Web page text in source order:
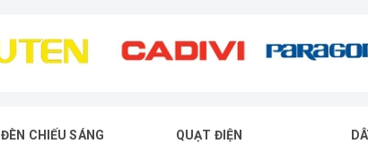
ĐÈN CHIẾU SÁNG QUẠT ĐIỆN